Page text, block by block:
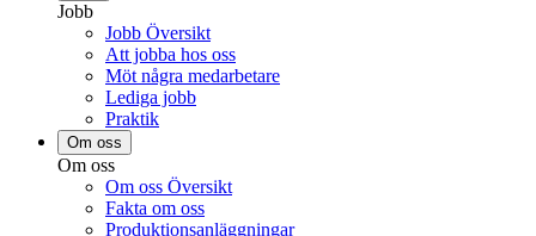
Jobb
Jobb Översikt
Att jobba hos oss
Möt några medarbetare
Lediga jobb
Praktik
Om oss
Om oss
Om oss Översikt
Fakta om oss
Produktionsanläggningar